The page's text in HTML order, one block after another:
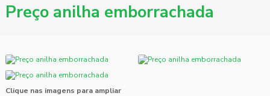
Preço anilha emborrachada
Clique nas imagens para ampliar